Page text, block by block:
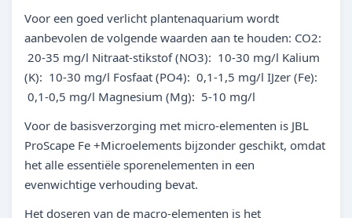
Voor een goed verlicht plantenaquarium wordt
aanbevolen de volgende waarden aan te houden: CO2:
20-35 mg/l Nitraat-stikstof (NO3): 10-30 mg/l Kalium
(K): 10-30 mg/l Fosfaat (PO4): 0,1-1,5 mg/l IJzer (Fe):
0,1-0,5 mg/l Magnesium (Mg): 5-10 mg/l
Voor de basisverzorging met micro-elementen is JBL
ProScape Fe +Microelements bijzonder geschikt, omdat
het alle essentiële sporenelementen in een
evenwichtige verhouding bevat.
Het doseren van de macro-elementen is het